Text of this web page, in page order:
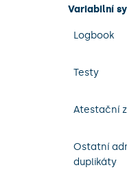
Variabilní
Logbook
Testy
Atestační
Ostatní
duplikáty